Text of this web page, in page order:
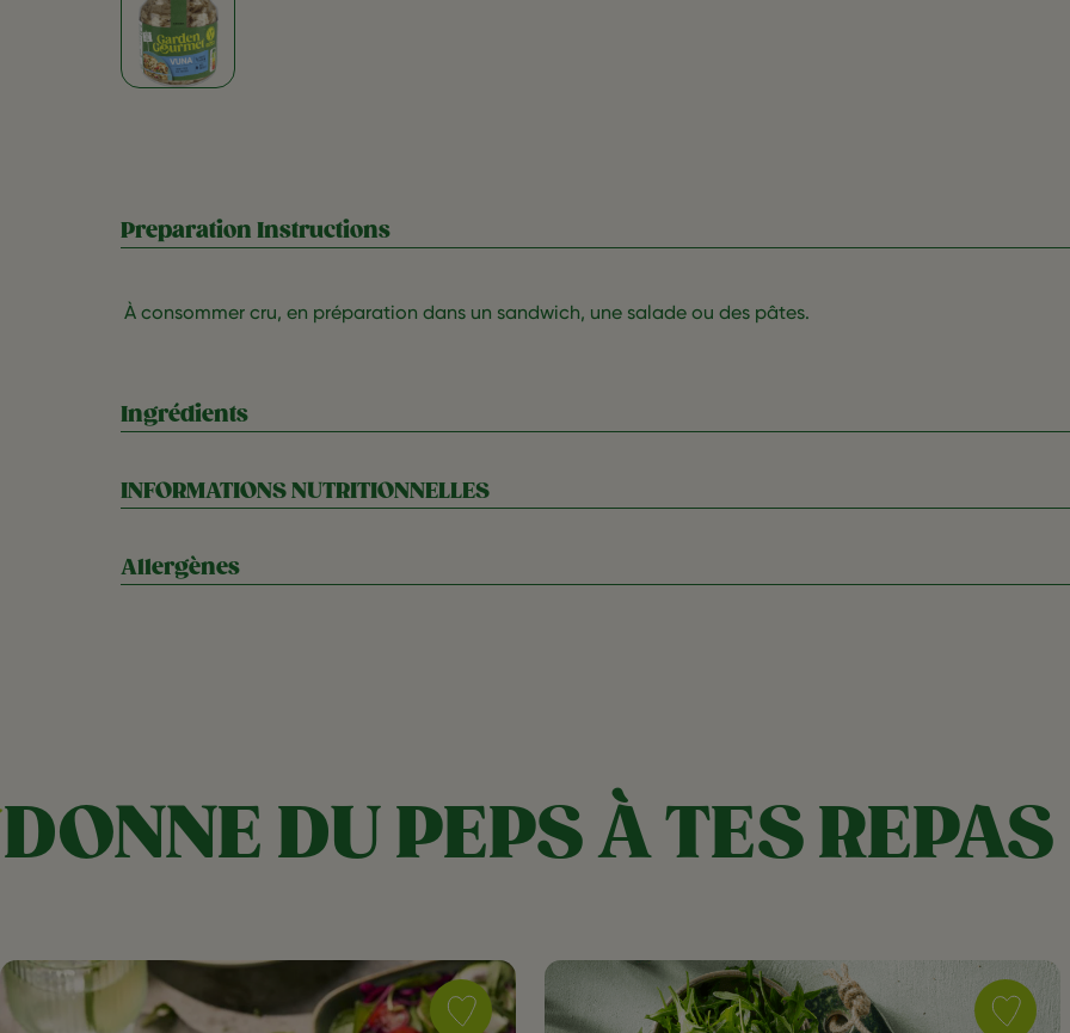
Preparation Instructions
À consommer cru, en préparation dans un sandwich, une salade ou des pâtes.
Ingrédients
INFORMATIONS NUTRITIONNELLES
Allergènes
DONNE DU PEPS À TES REPAS
Save
recipe
Save
recipe